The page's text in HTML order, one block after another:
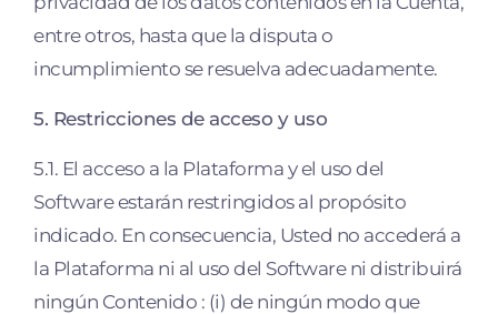
entre otros, hasta que la disputa o
incumplimiento se resuelva adecuadamente.
5. Restricciones de acceso y uso
5.1. El acceso a la Plataforma y el uso del
Software estarán restringidos al propósito
indicado. En consecuencia, Usted no accederá a
la Plataforma ni al uso del Software ni distribuirá
ningún Contenido : (i) de ningún modo que